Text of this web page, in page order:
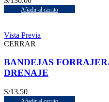
Añadir al carrito
Vista Previa
CERRAR
BANDEJAS
DRENAJE
S/13.50